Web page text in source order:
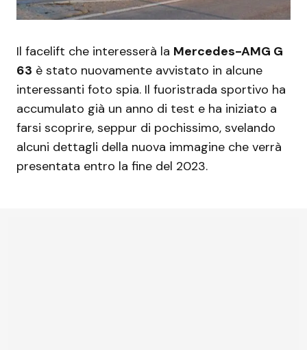
Il facelift che interesserà la Mercedes-AMG G
63 è stato nuovamente avvistato in alcune
interessanti foto spia. Il fuoristrada sportivo ha
accumulato già un anno di test e ha iniziato a
farsi scoprire, seppur di pochissimo, svelando
alcuni dettagli della nuova immagine che verrà
presentata entro la fine del 2023.